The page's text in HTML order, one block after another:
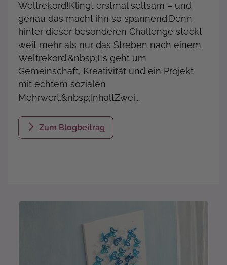
Weltrekord!Klingt erstmal seltsam – und
genau das macht ihn so spannend.Denn
hinter dieser besonderen Challenge steckt
weit mehr als nur das Streben nach einem
Weltrekord:&nbsp;Es geht um
Gemeinschaft, Kreativität und ein Projekt
mit echtem sozialen
Mehrwert.&nbsp;InhaltZwei...
Zum Blogbeitrag